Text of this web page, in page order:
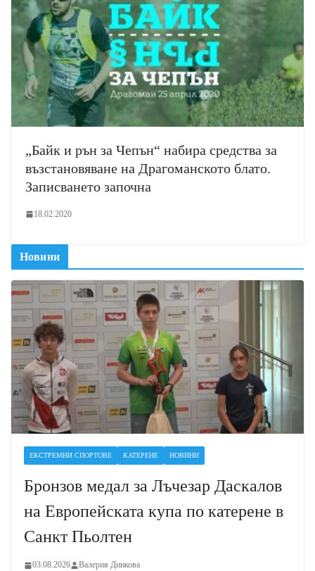
„Байк и рън за Чепън“ набира средства за
възстановяване на Драгоманското блато.
Записването започна
18.02.2020
Новини
ЕКСТРЕМНИ СПОРТОВЕ КАТЕРЕНЕ НОВИНИ
Бронзов медал за Лъчезар Даскалов
на Европейската купа по катерене в
Санкт Пьолтен
03.08.2026 Валерия Динкова